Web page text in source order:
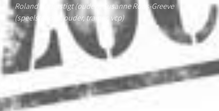
Roland Nederstigt (ouder), Susanne Roos-Greeve
(speelster ds8, ouder, trainer, vcp)